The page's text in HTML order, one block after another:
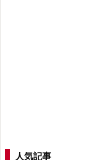
人気記事